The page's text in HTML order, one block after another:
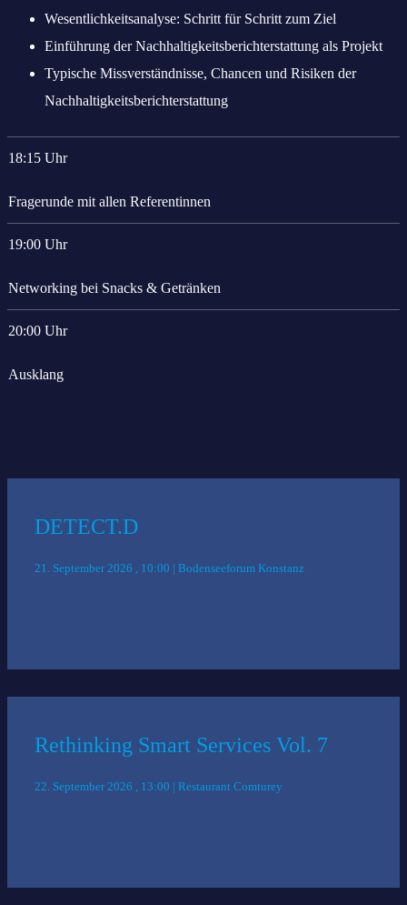
Wesentlichkeitsanalyse: Schritt für Schritt zum Ziel
Einführung der Nachhaltigkeitsberichterstattung als Projekt
Typische Missverständnisse, Chancen und Risiken der
Nachhaltigkeitsberichterstattung
18:15 Uhr
Fragerunde mit allen Referentinnen
19:00 Uhr
Networking bei Snacks & Getränken
20:00 Uhr
Ausklang
DETECT.D
21. September 2026 , 10:00 | Bodenseeforum Konstanz
Rethinking Smart Services Vol. 7
22. September 2026 , 13:00 | Restaurant Comturey